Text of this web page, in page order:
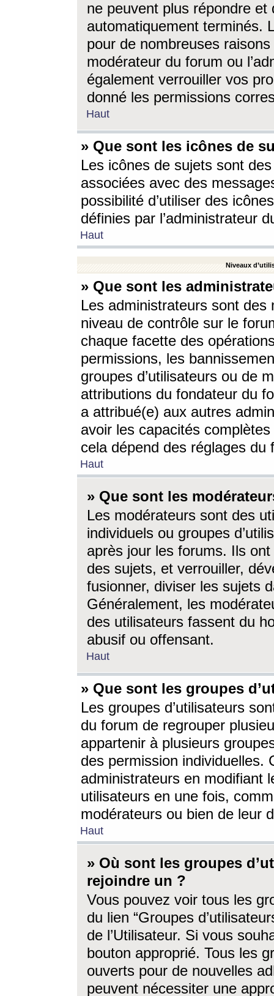
ne peuvent plus répondre
automatiquement terminés.
pour de nombreuses
modérateur du forum ou
également verrouiller vos
donné les permissions
Haut
» Que sont les icônes de
Les icônes de sujets sont
associées avec des
possibilité d’utiliser des
définies par l’administrateur
Haut
Niveaux
» Que sont les
Les administrateurs sont
niveau de contrôle sur le
chaque facette des
permissions, les
groupes d’utilisateurs ou de
attributions du fondateur du
a attribué(e) aux autres
avoir les capacités
cela dépend des réglages du
Haut
» Que sont les
Les modérateurs sont des
individuels ou groupes
après jour les forums. Ils ont
des sujets, et verrouiller,
fusionner, diviser les sujets
Généralement, les
des utilisateurs fassent du
abusif ou offensant.
Haut
» Que sont les groupes
Les groupes d’utilisateurs
du forum de regrouper
appartenir à plusieurs
des permission individuelles.
administrateurs en modifiant
utilisateurs en une fois,
modérateurs ou bien de leur
Haut
» Où sont les groupes
rejoindre un ?
Vous pouvez voir tous les
du lien “Groupes
de l’Utilisateur. Si vous
bouton approprié. Tous les
ouverts pour de nouvelles
peuvent nécessiter une